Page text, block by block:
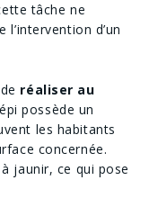
tâche ne
l’intervention d’un
réaliser au
possède un
les habitants
concernée.
jaunir, ce qui pose